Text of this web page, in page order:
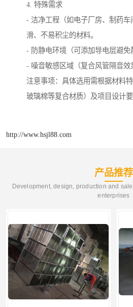
4. 特殊需求
- 洁净工程（如电子厂房、制药车
滑、不易积尘的材料。
- 防静电环境（可添加导电层避免
- 噪音敏感区域（复合风管隔音效
注意事项：具体选用需根据材料
玻璃棉等复合材质）及项目设计要
http://www.hsjl88.com
产品推荐
Development, design, production and
enterprises